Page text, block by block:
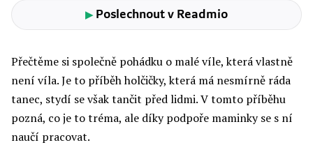
▶Poslechnout v Readmio
Přečtěme si společně pohádku o malé víle, která vlastně
není víla. Je to příběh holčičky, která má nesmírně ráda
tanec, stydí se však tančit před lidmi. V tomto příběhu
pozná, co je to tréma, ale díky podpoře maminky se s ní
naučí pracovat.